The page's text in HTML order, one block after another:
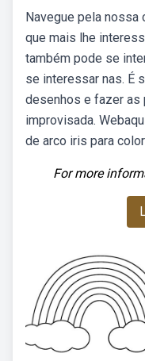
Navegue pela
que mais lhe
também pode se
se interessar nas. É
desenhos e fazer as
improvisada.
de arco iris para
For more